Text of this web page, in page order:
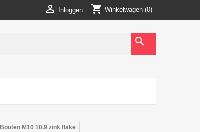
 Inloggen shopping_cart Winkelwagen (0)
search
Bouten M10 10.9 zink flake